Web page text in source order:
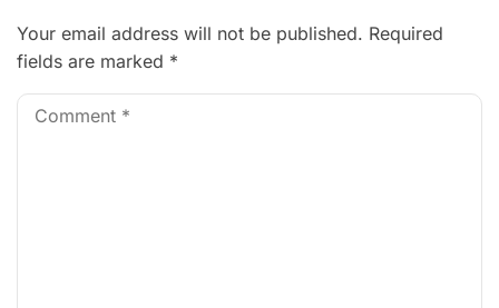
Your email address will not be published. Required
fields are marked *